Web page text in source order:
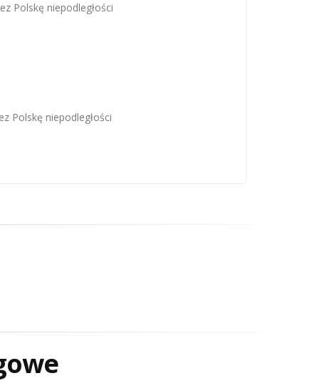
Polskę niepodległości
Polskę niepodległości